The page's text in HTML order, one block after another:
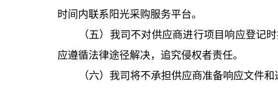
时间内联系阳光采购服务平台。
（五）我司不对供应商进行项目响应登记
应遵循法律途径解决，追究侵权者责任。
（六）我司将不承担供应商准备响应文件